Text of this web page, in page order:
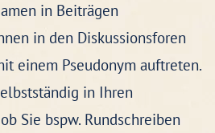
in Beiträgen
in den Diskussionsforen
einem Pseudonym auftreten.
in Ihren
Sie bspw. Rundschreiben